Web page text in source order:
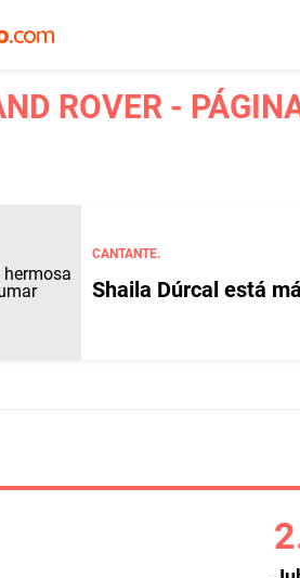
ROVER -
CANTANTE.
Shaila Dúrcal está